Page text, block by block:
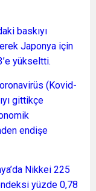
baskıyı
Japonya için
yükseltti.
(Kovid-
gittikçe
endişe
Nikkei 225
yüzde 0,78